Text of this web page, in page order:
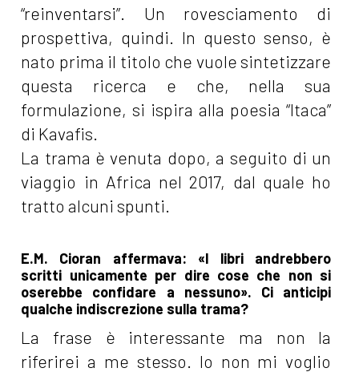
“reinventarsi”. Un rovesciamento di
prospettiva, quindi. In questo senso, è
nato prima il titolo che vuole sintetizzare
questa ricerca e che, nella sua
formulazione, si ispira alla poesia “Itaca”
di Kavafis.
La trama è venuta dopo, a seguito di un
viaggio in Africa nel 2017, dal quale ho
tratto alcuni spunti.
E.M. Cioran affermava: «I libri andrebbero
scritti unicamente per dire cose che non si
oserebbe confidare a nessuno». Ci anticipi
qualche indiscrezione sulla trama?
La frase è interessante ma non la
riferirei a me stesso. Io non mi voglio